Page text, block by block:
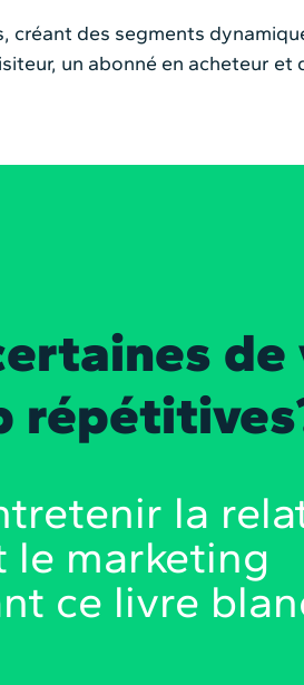
créant des segments
un abonné en acheteur et
de
la
le marketing
ce livre